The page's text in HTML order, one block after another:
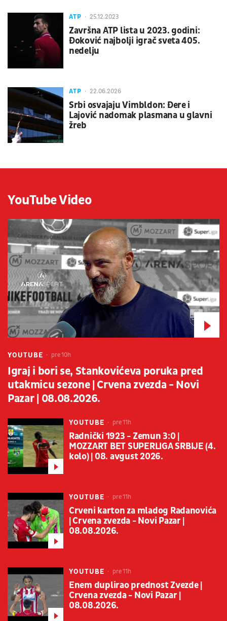
ATP 25.12.2023
Završna ATP lista u 2023. godini:
Đoković najbolji igrač sveta 405.
nedelju
ATP 22.06.2026
Srbi osvajaju Vimbldon: Đere i
Lajović nadomak plasmana u glavni
žreb
YouTube Video
YOUTUBE pre 10h
Igraj i bori se, Stankovićeva poruka pred
utakmicu sezone | Crvena zvezda - Novi
Pazar | 08.08.2026.
YOUTUBE pre 11h
Radnički 1923 - Zemun 3:0 |
MOZZART BET SUPERLIGA SRBIJE (4.
kolo) | 08. avgust 2026.
YOUTUBE pre 11h
Crveni karton za mladog Radanovića
| Crvena zvezda - Novi Pazar |
08.08.2026.
YOUTUBE pre 11h
Enem duplirao prednost Zvezde |
Crvena zvezda - Novi Pazar |
08.08.2026.